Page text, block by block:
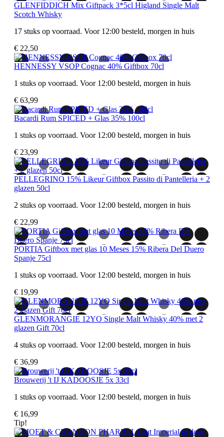
GLENFIDDICH Mix Giftpack 3*5cl Higland Single Malt
Scotch Whisky
17 stuks op voorraad. Voor 12:00 besteld, morgen in huis
€ 22,50
HENNESSY VSOP Cognac 40% Giftbox 70cl
1 stuks op voorraad. Voor 12:00 besteld, morgen in huis
€ 63,99
Bacardi Rum SPICED + Glas 35% 100cl
1 stuks op voorraad. Voor 12:00 besteld, morgen in huis
€ 23,99
PELLEGRINO 15% Likeur Giftbox Passito di Pantelleria + 2
glazen 50cl
2 stuks op voorraad. Voor 12:00 besteld, morgen in huis
€ 22,99
PORTIA Giftbox met glas 10 Meses 15% Ribera Del Duero
Spanje 75cl
1 stuks op voorraad. Voor 12:00 besteld, morgen in huis
€ 19,99
GLENMORANGIE 12YO Single Malt Whisky 40% met 2
glazen Gift 70cl
4 stuks op voorraad. Voor 12:00 besteld, morgen in huis
€ 36,99
Brouwerij 't IJ KADOOSJE 5x 33cl
1 stuks op voorraad. Voor 12:00 besteld, morgen in huis
€ 16,99
Tip!